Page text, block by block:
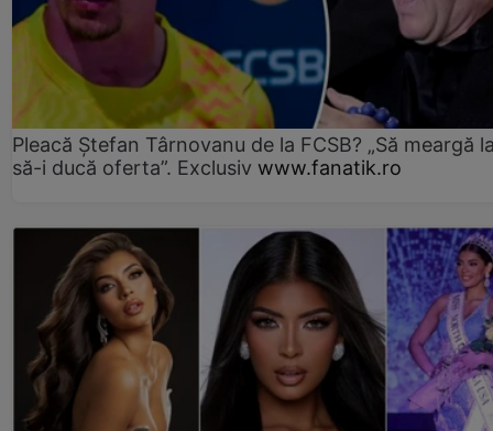
Pleacă Ștefan Târnovanu de la FCSB? „Să meargă
să-i ducă oferta”. Exclusiv www.fanatik.ro